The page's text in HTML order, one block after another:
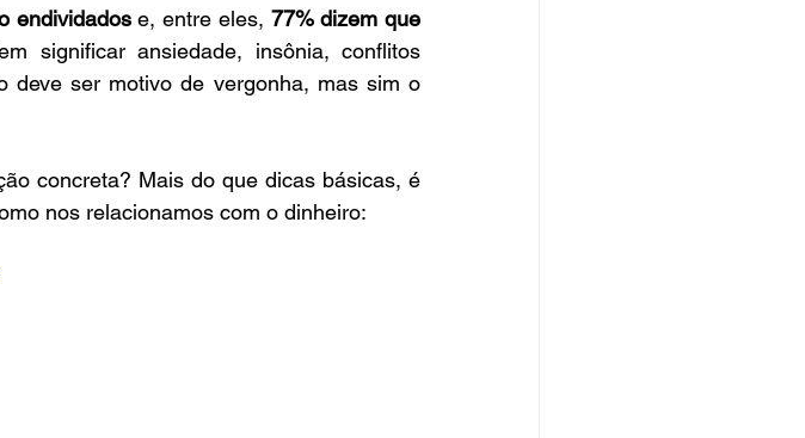
endividados e, entre eles, 77% dizem que
significar ansiedade, insônia, conflitos
concreta? Mais do que dicas básicas, é
nos relacionamos com o dinheiro: